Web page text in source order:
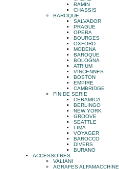
RAMIN
CHASSIS
BAROQUE
SALVADOR
PRAGUE
OPERA
BOURGES
OXFORD
MODENA
BAROQUE
BOLOGNA
ATRIUM
VINCENNES
BOSTON
EMPIRE
CAMBRIDGE
FIN DE SERIE
CERAMICA
BERLINGO
NEW YORK
GROOVE
SEATTLE
LIMA
VOYAGER
BAROCCO
DIVERS
BURANO
ACCESSOIRES
VALIANI
AGRAFES ALFAMACCHINE